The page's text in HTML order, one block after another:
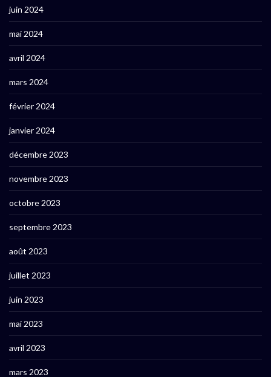
juin 2024
mai 2024
avril 2024
mars 2024
février 2024
janvier 2024
décembre 2023
novembre 2023
octobre 2023
septembre 2023
août 2023
juillet 2023
juin 2023
mai 2023
avril 2023
mars 2023